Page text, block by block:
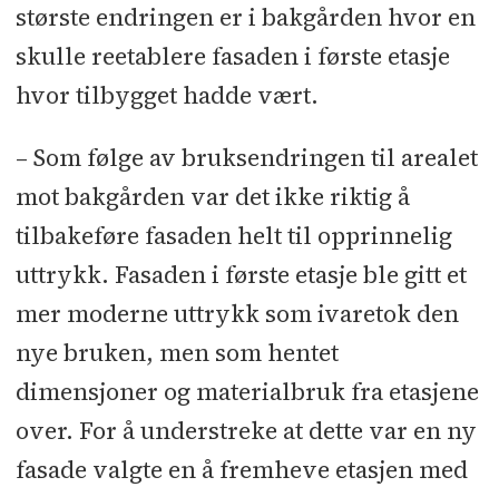
største endringen er i bakgården hvor en
skulle reetablere fasaden i første etasje
hvor tilbygget hadde vært.
– Som følge av bruksendringen til arealet
mot bakgården var det ikke riktig å
tilbakeføre fasaden helt til opprinnelig
uttrykk. Fasaden i første etasje ble gitt et
mer moderne uttrykk som ivaretok den
nye bruken, men som hentet
dimensjoner og materialbruk fra etasjene
over. For å understreke at dette var en ny
fasade valgte en å fremheve etasjen med